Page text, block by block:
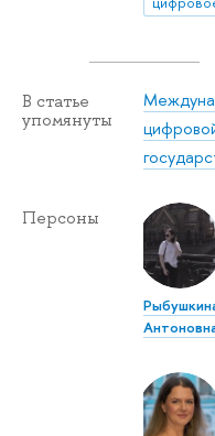
В статье
упомянуты
Персоны